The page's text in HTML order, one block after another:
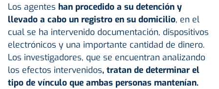
Los agentes han procedido a su detención y
llevado a cabo un registro en su domicilio, en el
cual se ha intervenido documentación, dispositivos
electrónicos y una importante cantidad de dinero.
Los investigadores, que se encuentran analizando
los efectos intervenidos, tratan de determinar el
tipo de vínculo que ambas personas mantenían.